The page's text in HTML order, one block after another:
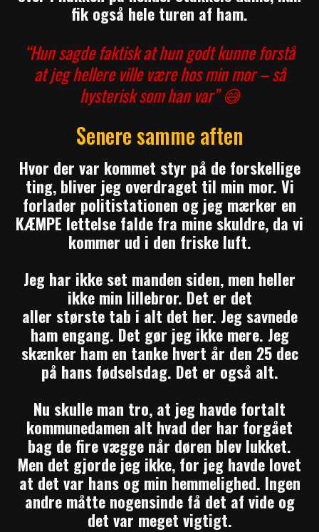
fik også hele turen af ham.
“Hun sagde faktisk at hun godt kunne forstå
at jeg hellere ville være hos min mor – så
hysterisk som han var” 😅
Senere samme aften
Hvor der var kommet styr på de forskellige
ting, bliver jeg overdraget til min mor. Vi
forlader politistationen og jeg mærker en
KÆMPE lettelse falde fra mine skuldre, da vi
kommer ud i den friske luft.
Jeg har ikke set manden siden, men heller
ikke min lillebror. Det er det
aller største tab i alt det her. Jeg savnede
ham engang. Det gør jeg ikke mere. Jeg
skænker ham en tanke hvert år den 25 dec
på hans fødselsdag. Det er også alt.
Nu skulle man tro, at jeg havde fortalt
kommunedamen alt hvad der har forgået
bag de fire vægge når døren blev lukket.
Men det gjorde jeg ikke, for jeg havde lovet
at det var hans og min hemmelighed. Ingen
andre måtte nogensinde få det af vide og
det var meget vigtigt.